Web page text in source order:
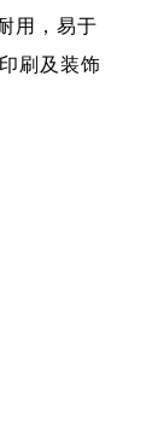
用，易于
刷及装饰